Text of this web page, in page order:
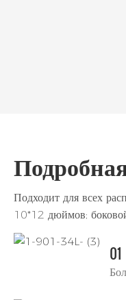
Подходит для всех
10*12 дюймов;
01